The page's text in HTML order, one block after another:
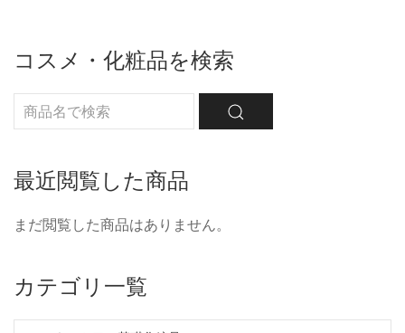
コスメ・化粧品を検索
最近閲覧した商品
まだ閲覧した商品はありません。
カテゴリ一覧